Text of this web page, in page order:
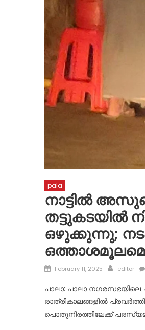
pala
നാട്ടിൽ
തട്ടുകടയിൽ
ഒഴുക്കുന്നു;
Posted
February 11, 2025 Author
editor
പാലാ: പാലാ നഗരസഭയിലെ
രാത്രികാലങ്ങളിൽ
പൊതുനിരത്തിലേക്ക്